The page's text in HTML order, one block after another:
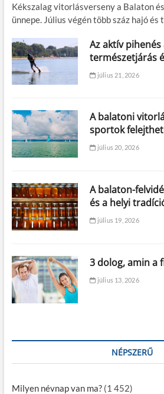
Kékszalag vitorlásverseny a Balaton
ünnepe. Július végén több száz hajó
Az aktív
természetjárás
július 21, 2026
A balatoni
sportok
július 20, 2026
A balaton-
és a helyi
július 19, 2026
3 dolog, amin a
július 13, 2026
NÉPSZERŰ
Milyen névnap van ma? (1 452)